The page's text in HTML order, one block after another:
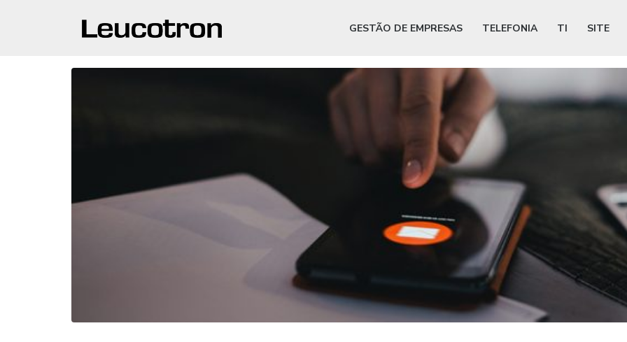
GESTÃO DE EMPRESAS TELEFONIA TI SITE